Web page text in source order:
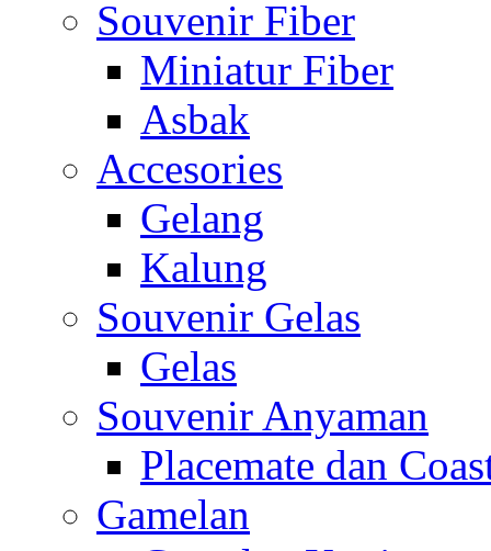
Souvenir Fiber
Miniatur Fiber
Asbak
Accesories
Gelang
Kalung
Souvenir Gelas
Gelas
Souvenir Anyaman
Placemate dan
Gamelan